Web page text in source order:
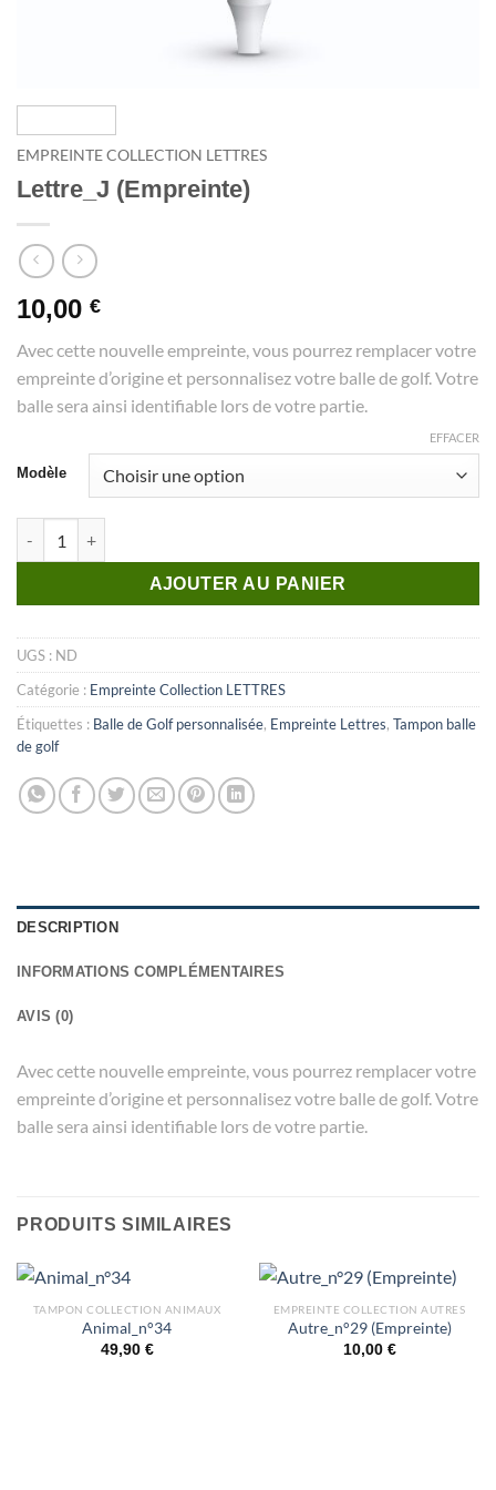
EMPREINTE COLLECTION LETTRES
Lettre_J (Empreinte)
10,00 €
Avec cette nouvelle empreinte, vous pourrez remplacer votre
empreinte d’origine et personnalisez votre balle de golf. Votre
balle sera ainsi identifiable lors de votre partie.
Modèle
EFFACER
AJOUTER AU PANIER
UGS : ND
Catégorie : Empreinte Collection LETTRES
Étiquettes : Balle de Golf personnalisée, Empreinte Lettres, Tampon balle
de golf
DESCRIPTION
INFORMATIONS COMPLÉMENTAIRES
AVIS (0)
Avec cette nouvelle empreinte, vous pourrez remplacer votre
empreinte d’origine et personnalisez votre balle de golf. Votre
balle sera ainsi identifiable lors de votre partie.
PRODUITS SIMILAIRES
TAMPON COLLECTION ANIMAUX
Animal_n°34
49,90 €
EMPREINTE COLLECTION AUTRES
Autre_n°29 (Empreinte)
10,00 €